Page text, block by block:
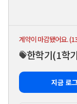
계약이 마감됐어요.
한학기(1학
지금 로